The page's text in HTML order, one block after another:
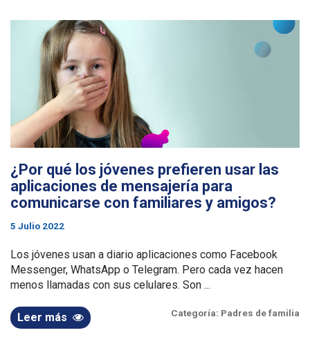
¿Por qué los jóvenes prefieren usar las
aplicaciones de mensajería para
comunicarse con familiares y amigos?
5 Julio 2022
Los jóvenes usan a diario aplicaciones como Facebook
Messenger, WhatsApp o Telegram. Pero cada vez hacen
menos llamadas con sus celulares. Son ...
Leer más Categoría: Padres de familia